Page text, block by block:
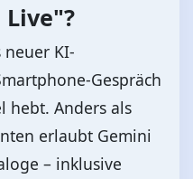
neuer KI-
Gespräch
hebt. Anders als
erlaubt Gemini
– inklusive